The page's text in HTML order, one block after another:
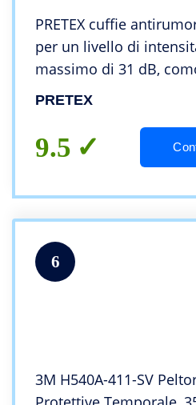
PRETEX cuffie
per un livello di
massimo di 31 dB,
indossare grazie al
PRETEX
9.5
6
3M H540A-411-SV